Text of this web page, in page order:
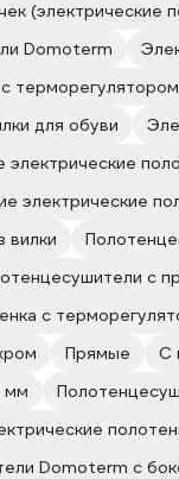
(электрические
Domoterm
для обуви
электрические
электрические
вилки
с
с
Прямые
С
мм
Domoterm с